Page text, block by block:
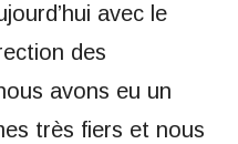
avec le
des
avons eu un
très fiers et nous